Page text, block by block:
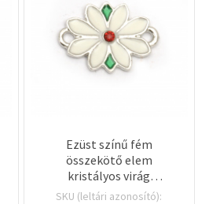
Ezüst színű fém
összekötő elem
kristályos virág
motívummal,
SKU (leltári azonosító):